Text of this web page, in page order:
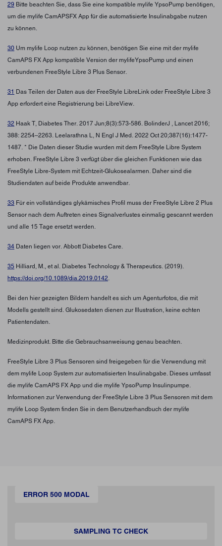
29 Bitte beachten Sie, dass Sie eine kompatible mylife YpsoPump benötigen,
um die mylife CamAPSFX App für die automatisierte Insulinabgabe nutzen
zu können.
30 Um mylife Loop nutzen zu können, benötigen Sie eine mit der mylife
CamAPS FX App kompatible Version der mylifeYpsoPump und einen
verbundenen FreeStyle Libre 3 Plus Sensor.
31 Das Teilen der Daten aus der FreeStyle LibreLink oder FreeStyle Libre 3
App erfordert eine Registrierung bei LibreView.
32 Haak T, Diabetes Ther. 2017 Jun;8(3):573-586. BolinderJ , Lancet 2016;
388: 2254–2263. Leelarathna L, N Engl J Med. 2022 Oct 20;387(16):1477-
1487. * Die Daten dieser Studie wurden mit dem FreeStyle Libre System
erhoben. FreeStyle Libre 3 verfügt über die gleichen Funktionen wie das
FreeStyle Libre-System mit Echtzeit-Glukosealarmen. Daher sind die
Studiendaten auf beide Produkte anwendbar.
33 Für ein vollständiges glykämisches Profil muss der FreeStyle Libre 2 Plus
Sensor nach dem Auftreten eines Signalverlustes einmalig gescannt werden
und alle 15 Tage ersetzt werden.
34 Daten liegen vor. Abbott Diabetes Care.
35 Hilliard, M., et al. Diabetes Technology & Therapeutics. (2019).
https://doi.org/10.1089/dia.2019.0142.
Bei den hier gezeigten Bildern handelt es sich um Agenturfotos, die mit
Modells gestellt sind. Glukosedaten dienen zur Illustration, keine echten
Patientendaten.
Medizinprodukt. Bitte die Gebrauchsanweisung genau beachten.
FreeStyle Libre 3 Plus Sensoren sind freigegeben für die Verwendung mit
dem mylife Loop System zur automatisierten Insulinabgabe. Dieses umfasst
die mylife CamAPS FX App und die mylife YpsoPump Insulinpumpe.
Informationen zur Verwendung der FreeStyle Libre 3 Plus Sensoren mit dem
mylife Loop System finden Sie in dem Benutzerhandbuch der mylife
CamAPS FX App.
ERROR 500 MODAL
SAMPLING TC CHECK